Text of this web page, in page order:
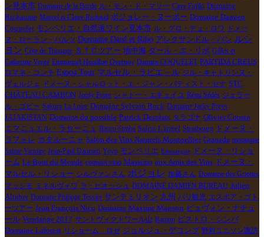
ン見本市 Domaine de la Borde ル・モン・ド・マリー Cave Fujiki Domaine
Richaume Marcel et Claire Richaud ボジョレー・ヌーボー Domaine Damien
Coquelet モンペリエ・自然派ワイン見本市 ル・グロ・デュ・ロワ
ドメー
ヌ・ローラン・バルツ Domaine Dard et Ribo アレクサンドル・バン ルシ
ヨン Côte de Thongue ＳＴＣツアー 地中海 ダール・エ・リボ Gilles et
Catherine Vergé Emmanuel Houillon Overnoy Damien COQUELET PARTIDA CREUS
ロマネ・コンチ Espoa Tour マルセル・ラピエ－ル ジル・キャトリンヌ・
ヴェルジェ
ドメーヌ・シャルロット・エ・ジャン・バティスト・セナ STC
CHÂTEAU CAMBON Jordy Perez シャトー・エギュイユ Rémi Sédès ジェラー
ル・ゴビー Sakura La Loire Domaine Sylvain Bock Domaine Jacky Preys
JAJAKISTAN Domaine du possible Patrick Desplats タラゴナ Olivier Cousin
エマニュエル・ラセーニュ Bistro Simba Salon L'irréel Strasbourg ドメーヌ・
ラフォレ カタルーニャ Salon des Vins Naturels Montpellier Granada montagne
Sainte Victoire Jean-Paul Daumen Yoyo モンペリエ Estezargue
ドメーヌ・リショ
ーム Le Bout du Monde coinstot vino Massimo aux Amis des Vins
ドメーヌ・
マルセル・リショー シルヴァンさん ボジョレ 加藤さん Domaine des Griottes
マッシモ ミネルヴォワ ラ・ピオッシュ DOMAINE DAMIEN BUREAU Julien
Altaber Domaine Philippe Tessier サンテミリオン 九州 パリ観光 エスポア・ゴト
ーツアー Jean François Nicq Domaine Maxime Magnon ビュヴォン・ナチュ
ール Vendange 2017 サントヴィクトワール山 Ramon ビストロ・シンバ
Domaine Laforest リショーム ロゼ ジョルジュ・デコンブ 野村ユニソン諏訪